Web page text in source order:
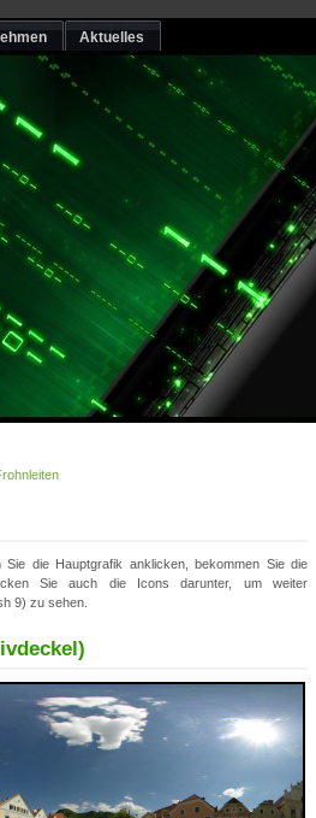
Aktuelles
die Hauptgrafik anklicken, bekommen Sie die
Sie auch die Icons darunter, um weiter
9) zu sehen.